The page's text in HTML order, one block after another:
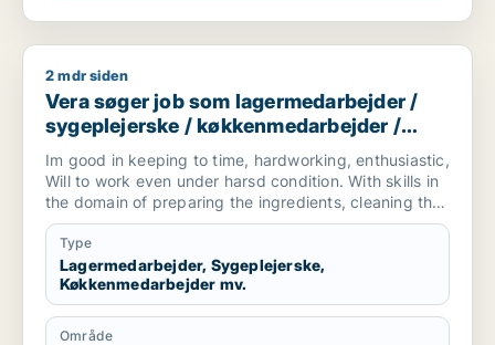
Vera søger job som lagermedarbejder / sygeplejerske /
2 mdr siden
Vera søger job som lagermedarbejder /
sygeplejerske / køkkenmedarbejder /
butiksmedarbejder
Im good in keeping to time, hardworking, enthusiastic,
Will to work even under harsd condition. With skills in
the domain of preparing the ingredients, cleaning the
environment , arrangements of goods in the store for
sales.
Type
Lagermedarbejder, Sygeplejerske,
Køkkenmedarbejder mv.
Område